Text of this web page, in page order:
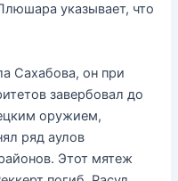
указывает, что
Сахабова, он при
завербовал до
оружием,
ряд аулов
Этот мятеж